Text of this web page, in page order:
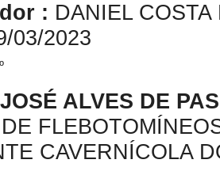
: DANIEL
03/2023
ALVES DE
CAVERNÍCOLA